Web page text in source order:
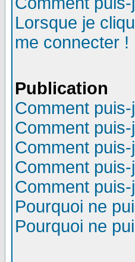
Lorsque je
me connecter !
Publication
Comment
Comment
Comment
Comment
Comment
Pourquoi ne
Pourquoi ne